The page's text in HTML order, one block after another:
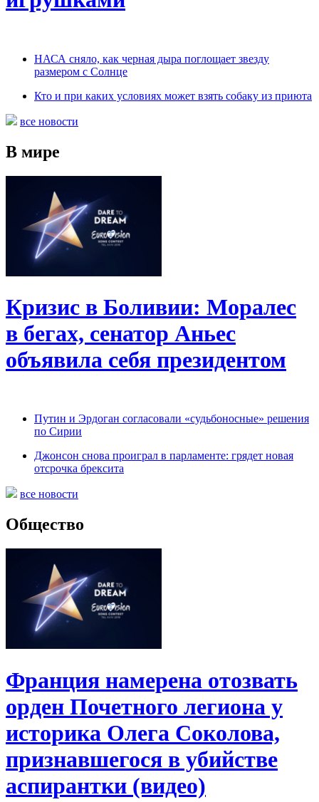
НАСА сняло, как черная дыра поглощает звезду
размером с Солнце
Кто и при каких условиях может взять собаку из приюта
все новости
В мире
Кризис в Боливии: Моралес
в бегах, сенатор Аньес
объявила себя президентом
Путин и Эрдоган согласовали «судьбоносные» решения
по Сирии
Джонсон снова проиграл в парламенте: грядет новая
отсрочка брексита
все новости
Общество
Франция намерена отозвать
орден Почетного легиона у
историка Олега Соколова,
признавшегося в убийстве
аспирантки (видео)